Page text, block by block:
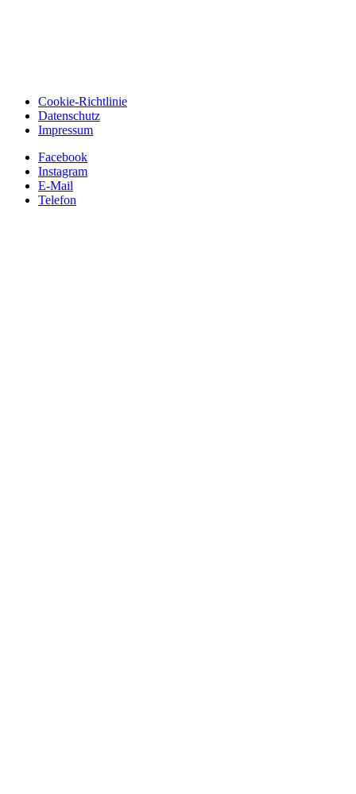
Cookie-Richtlinie
Datenschutz
Impressum
Facebook
Instagram
E-Mail
Telefon